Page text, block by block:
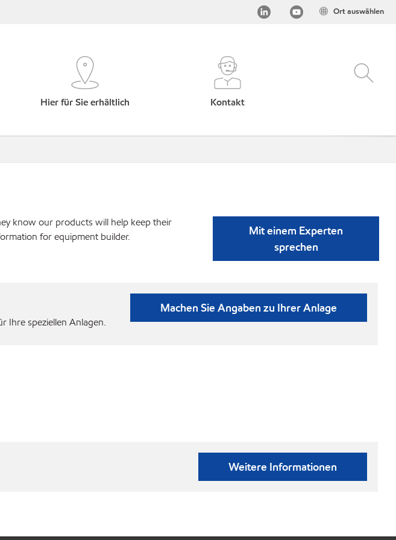
Ort auswählen
Hier für Sie erhältlich Kontakt
know our products will help keep their
for equipment builder.
Mit einem Experten
sprechen
Ihre speziellen Anlagen.
Machen Sie Angaben zu Ihrer Anlage
Weitere Informationen